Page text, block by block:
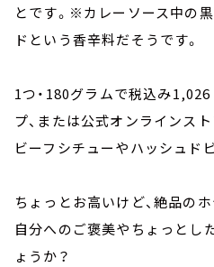
とです。※カレーソース中の
ドという香辛料だそうです。
1つ・180グラムで税込み
プ、または公式オンラインス
ビーフシチューやハッシュド
ちょっとお高いけど、絶品の
自分へのご褒美やちょっとし
ょうか？